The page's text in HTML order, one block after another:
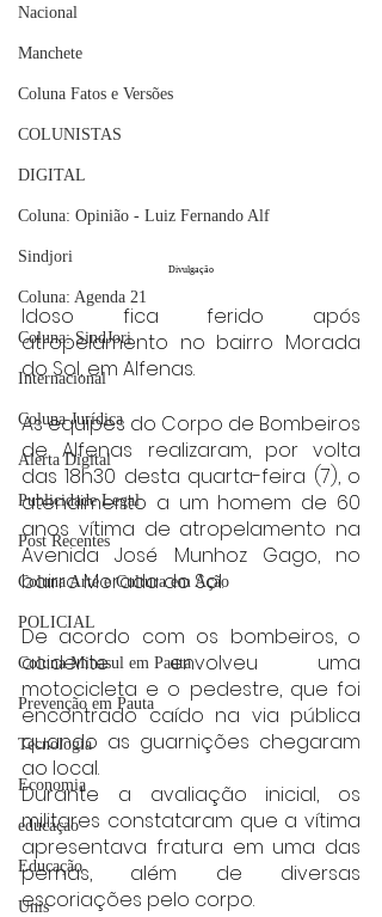
Nacional
Manchete
Coluna Fatos e Versões
COLUNISTAS
DIGITAL
Coluna: Opinião - Luiz Fernando Alf
Sindjori
Coluna: Agenda 21
Coluna: SindJori
Internacional
Coluna Jurídica
Alerta Digital
Publicidade Legal
Post Recentes
Coluna Arte e Cultura em Ação
POLICIAL
Coluna Minasul em Pauta
Prevenção em Pauta
Tecnologia
Economia
educaçao
Educação
Unis
Divulgação
Idoso fica ferido após
atropelamento no bairro Morada
do Sol, em Alfenas.
As equipes do Corpo de Bombeiros
de Alfenas realizaram, por volta
das 18h30 desta quarta-feira (7), o
atendimento a um homem de 60
anos vítima de atropelamento na
Avenida José Munhoz Gago, no
bairro Morada do Sol.
De acordo com os bombeiros, o
acidente envolveu uma
motocicleta e o pedestre, que foi
encontrado caído na via pública
quando as guarnições chegaram
ao local.
Durante a avaliação inicial, os
militares constataram que a vítima
apresentava fratura em uma das
pernas, além de diversas
escoriações pelo corpo.